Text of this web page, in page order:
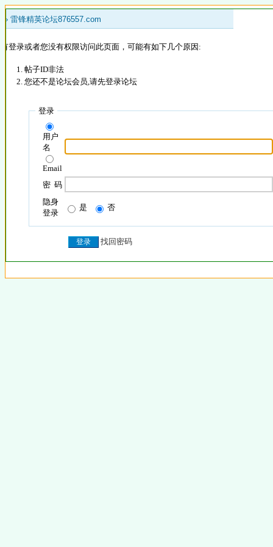
» 雷锋精英论坛876557.com
登录或者您没有权限访问此页面，可能有如下几个原因:
帖子ID非法
您还不是论坛会员,请先登录论坛
登录
用户
名
Email
密 码
隐身
登录
是 否
找回密码